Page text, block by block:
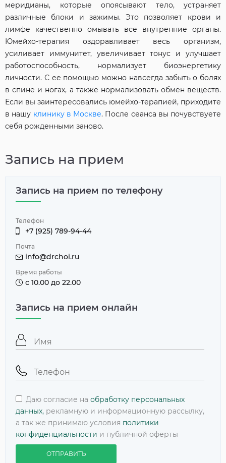
меридианы, которые опоясывают тело, устраняет
различные блоки и зажимы. Это позволяет крови и
лимфе качественно омывать все внутренние органы.
Юмейхо-терапия оздоравливает весь организм,
усиливает иммунитет, увеличивает тонус и улучшает
работоспособность, нормализует биоэнергетику
личности. С ее помощью можно навсегда забыть о болях
в спине и ногах, а также нормализовать обмен веществ.
Если вы заинтересовались юмейхо-терапией, приходите
в нашу клинику в Москве. После сеанса вы почувствуете
себя рожденными заново.
Запись на прием
Запись на прием онлайн
Даю согласие на обработку персональных
данных, рекламную и информационную рассылку,
а так же принимаю условия политики
конфиденциальности и публичной оферты
ОТПРАВИТЬ
Запись на прием по телефону
Телефон
+7 (925) 789-94-44
Почта
info@drchoi.ru
Время работы
с 10.00 до 22.00